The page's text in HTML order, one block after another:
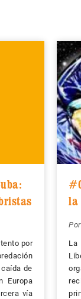
por
de
Europa
vía
la